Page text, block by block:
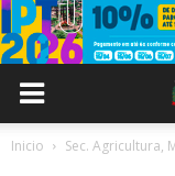
Inicio Sec. Agricultura,